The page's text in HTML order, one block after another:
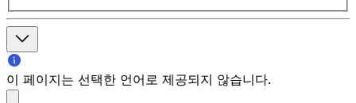
이 페이지는 선택한 언어로 제공되지 않습니다.